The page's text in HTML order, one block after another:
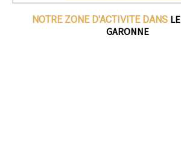
NOTRE ZONE D'ACTIVITE DANS
GARONNE